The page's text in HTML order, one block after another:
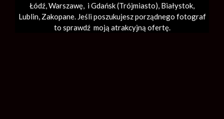
Łódź,Warszawę, i Gdańsk (Trójmiasto), Białystok,
Lublin, Zakopane. Jeśli poszukujesz porządnego fotograf
to sprawdź moją atrakcyjną ofertę.